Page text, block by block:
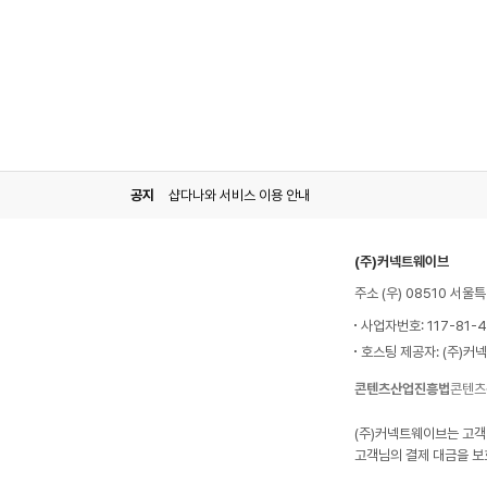
공지 샵다나와 서비스 이용 안내
(주)커넥트웨이브
주소 (우) 08510 서울
사업자번호: 117-81-
호스팅 제공자: (주)커
콘텐츠산업진흥법콘텐
(주)커넥트웨이브는 고
고객님의 결제 대금을